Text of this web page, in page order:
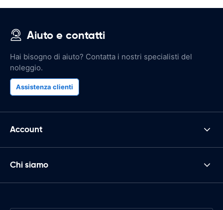
Aiuto e contatti
Hai bisogno di aiuto? Contatta i nostri specialisti del
noleggio.
Assistenza clienti
Account
Chi siamo